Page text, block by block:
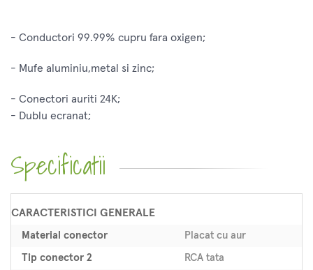
- Conductori 99.99% cupru fara oxigen;
- Mufe aluminiu,metal si zinc;
- Conectori auriti 24K;
- Dublu ecranat;
Specificatii
CARACTERISTICI GENERALE
Material conector Placat cu aur
Tip conector 2 RCA tata